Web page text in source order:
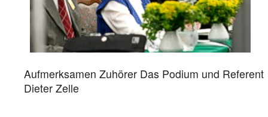
Aufmerksamen Zuhörer Das Podium und Referent
Dieter Zelle